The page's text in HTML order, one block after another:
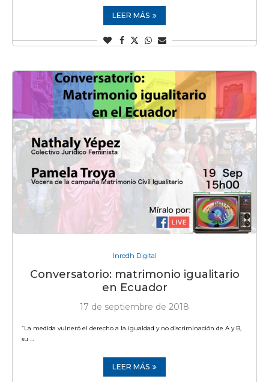
LEER MÁS
Inredh Digital
Conversatorio: matrimonio igualitario
en Ecuador
17 de septiembre de 2018
“La medida vulneró el derecho a la igualdad y no discriminación de A y B,
su …
LEER MÁS